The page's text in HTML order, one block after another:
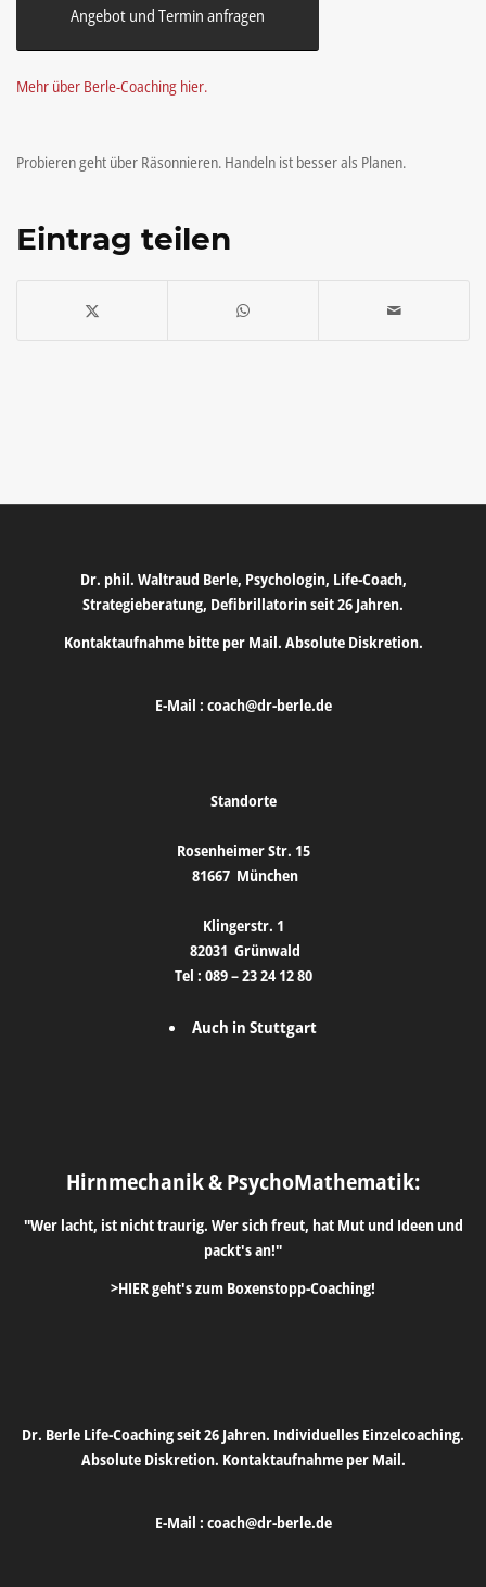
Angebot und Termin anfragen
Mehr über Berle-Coaching hier.
Probieren geht über Räsonnieren. Handeln ist besser als Planen.
Eintrag teilen
Dr. phil. Waltraud Berle, Psychologin, Life-Coach,
Strategieberatung, Defibrillatorin seit 26 Jahren.
Kontaktaufnahme bitte per Mail. Absolute Diskretion.
E-Mail : coach@dr-berle.de
Standorte
Rosenheimer Str. 15
81667 München
Klingerstr. 1
82031 Grünwald
Tel : 089 – 23 24 12 80
Auch in Stuttgart
Hirnmechanik & PsychoMathematik:
"Wer lacht, ist nicht traurig. Wer sich freut, hat Mut und Ideen und
packt's an!"
>HIER geht's zum Boxenstopp-Coaching!
Dr. Berle Life-Coaching seit 26 Jahren. Individuelles Einzelcoaching.
Absolute Diskretion. Kontaktaufnahme per Mail.
E-Mail : coach@dr-berle.de